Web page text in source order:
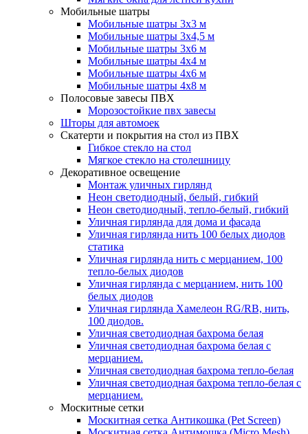
Мобильные шатры
Мобильные шатры 3х3 м
Мобильные шатры 3х4,5 м
Мобильные шатры 3х6 м
Мобильные шатры 4х4 м
Мобильные шатры 4х6 м
Мобильные шатры 4х8 м
Полосовые завесы ПВХ
Морозостойкие пвх завесы
Шторы для автомоек
Скатерти и покрытия на стол из ПВХ
Гибкое стекло на стол
Мягкое стекло на столешницу
Декоративное освещение
Монтаж уличных гирлянд
Неон светодиодный, белый, гибкий
Неон светодиодный, тепло-белый, гибкий
Уличная гирлянда для дома и фасада
Уличная гирлянда нить 100 белых диодов
статика
Уличная гирлянда нить с мерцанием, 100
тепло-белых диодов
Уличная гирлянда с мерцанием, нить 100
белых диодов
Уличная гирлянда Хамелеон RG/RB, нить,
100 диодов.
Уличная светодиодная бахрома белая
Уличная светодиодная бахрома белая с
мерцанием.
Уличная светодиодная бахрома тепло-белая
Уличная светодиодная бахрома тепло-белая с
мерцанием.
Москитные сетки
Москитная сетка Антикошка (Pet Screen)